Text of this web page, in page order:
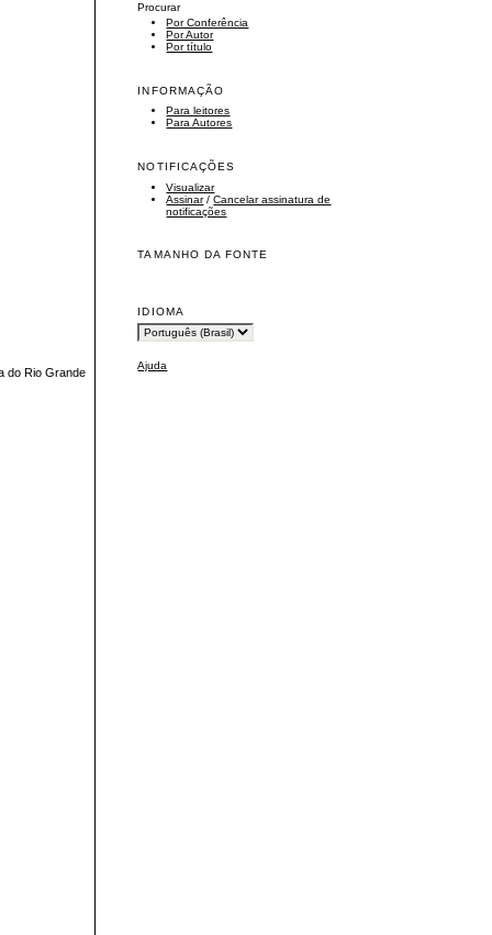
Procurar
Por Conferência
Por Autor
Por título
INFORMAÇÃO
Para leitores
Para Autores
NOTIFICAÇÕES
Visualizar
Assinar/Cancelar assinatura de
notificações
TAMANHO DA FONTE
IDIOMA
Ajuda
do Rio Grande